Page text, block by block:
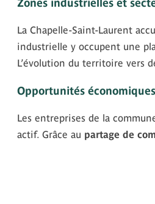
Zones industrielles et
La Chapelle-Saint-Laurent
industrielle y occupent une
L’évolution du territoire vers
Opportunités
Les entreprises de la
actif. Grâce au partage de